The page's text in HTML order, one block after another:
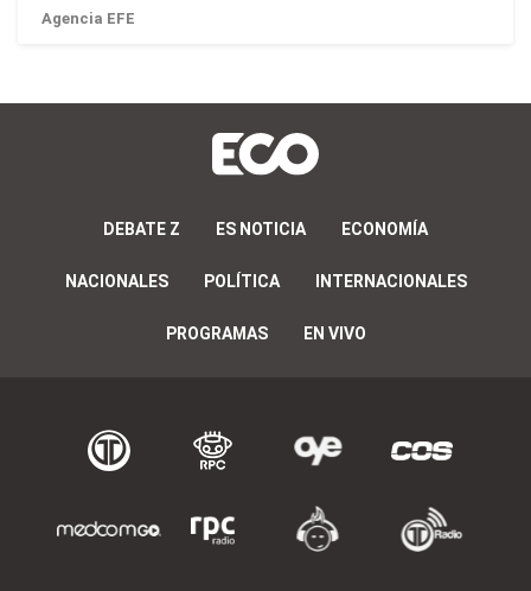
Agencia EFE
DEBATE Z ES NOTICIA ECONOMÍA
NACIONALES POLÍTICA INTERNACIONALES
PROGRAMAS EN VIVO